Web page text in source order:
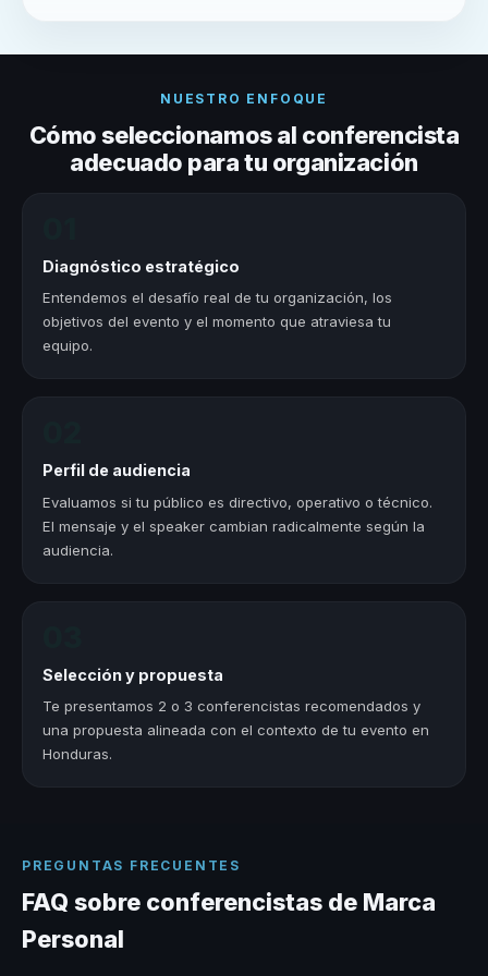
NUESTRO ENFOQUE
Cómo seleccionamos al conferencista
adecuado para tu organización
Diagnóstico estratégico
Entendemos el desafío real de tu organización, los
objetivos del evento y el momento que atraviesa tu
equipo.
Perfil de audiencia
Evaluamos si tu público es directivo, operativo o técnico.
El mensaje y el speaker cambian radicalmente según la
audiencia.
Selección y propuesta
Te presentamos 2 o 3 conferencistas recomendados y
una propuesta alineada con el contexto de tu evento en
Honduras.
PREGUNTAS FRECUENTES
FAQ sobre conferencistas de Marca
Personal